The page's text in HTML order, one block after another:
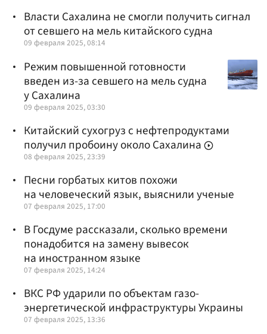
Власти Сахалина не смогли получить сигнал
от севшего на мель китайского судна
09 февраля 2025, 08:14
Режим повышенной готовности
введен из-за севшего на мель судна
у Сахалина
09 февраля 2025, 03:30
Китайский сухогруз с нефтепродуктами
получил пробоину около Сахалина
08 февраля 2025, 23:39
Песни горбатых китов похожи
на человеческий язык, выяснили ученые
07 февраля 2025, 17:00
В Госдуме рассказали, сколько времени
понадобится на замену вывесок
на иностранном языке
07 февраля 2025, 14:24
ВКС РФ ударили по объектам газо-
энергетической инфраструктуры Украины
07 февраля 2025, 13:36